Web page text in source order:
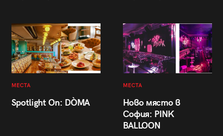
МЕСТА
Spotlight On: DÒMA
МЕСТА
Ново място в
София: PINK
BALLOON